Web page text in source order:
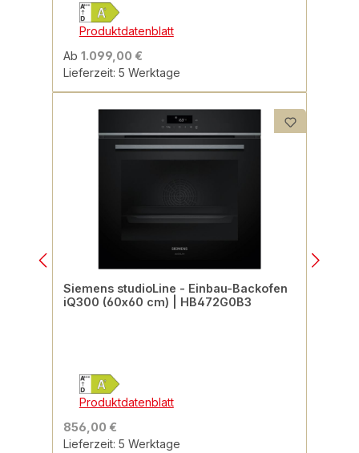
Produktdatenblatt
Ab 1.099,00 €
Lieferzeit: 5 Werktage
Siemens studioLine - Einbau-Backofen
iQ300 (60x60 cm) | HB472G0B3
Produktdatenblatt
856,00 €
Lieferzeit: 5 Werktage